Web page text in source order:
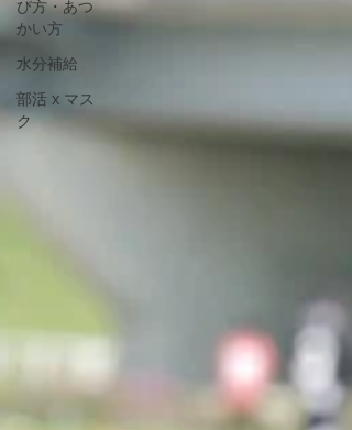
び方・あつ
かい方
水分補給
部活 x マス
ク